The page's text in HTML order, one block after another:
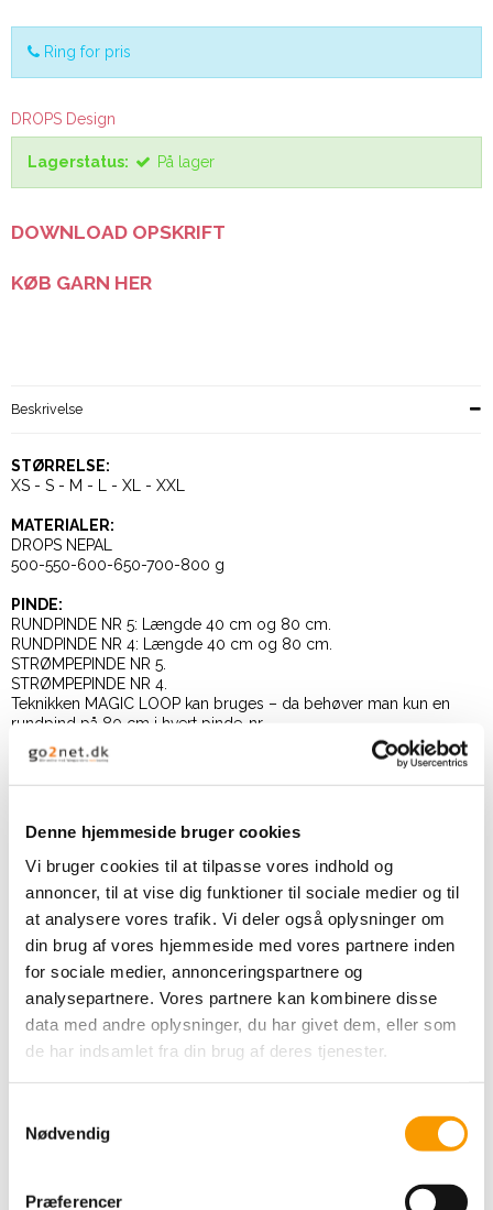
Denne hjemmeside bruger cookies
Vi bruger cookies til at tilpasse vores indhold og
annoncer, til at vise dig funktioner til sociale medier og til
at analysere vores trafik. Vi deler også oplysninger om
din brug af vores hjemmeside med vores partnere inden
for sociale medier, annonceringspartnere og
analysepartnere. Vores partnere kan kombinere disse
data med andre oplysninger, du har givet dem, eller som
de har indsamlet fra din brug af deres tjenester.
Nødvendig
Præferencer
Ring for pris
DROPS Design
Lagerstatus: På lager
DOWNLOAD OPSKRIFT
KØB GARN HER
Beskrivelse
STØRRELSE:
XS - S - M - L - XL - XXL
MATERIALER:
DROPS NEPAL
500-550-600-650-700-800 g
PINDE:
RUNDPINDE NR 5: Længde 40 cm og 80 cm.
RUNDPINDE NR 4: Længde 40 cm og 80 cm.
STRØMPEPINDE NR 5.
STRØMPEPINDE NR 4.
Teknikken MAGIC LOOP kan bruges – da behøver man kun en
rundpind på 80 cm i hvert pinde-nr.
STRIKKEFASTHED:
17 masker i bredden og 22 pinde i højden med glatstrik = 10 x 10
OBS:Husk at pinde nr kun er vejledende. Får du for mange
masker på 10 cm, skift til tykkere pinde. Får du for få masker på 10
Relaterede produkter